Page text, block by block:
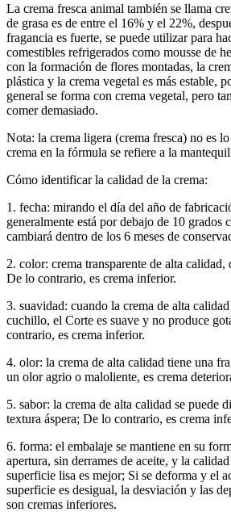
La crema fresca animal también se llama
de grasa es de entre el 16% y el 22%,
fragancia es fuerte, se puede utilizar para
comestibles refrigerados como mousse de
con la formación de flores montadas, la
plástica y la crema vegetal es más estable,
general se forma con crema vegetal, pero
comer demasiado.
Nota: la crema ligera (crema fresca) no es
crema en la fórmula se refiere a la
Cómo identificar la calidad de la crema:
1. fecha: mirando el día del año de
generalmente está por debajo de 10 grados
cambiará dentro de los 6 meses de
2. color: crema transparente de alta
De lo contrario, es crema inferior.
3. suavidad: cuando la crema de alta
cuchillo, el Corte es suave y no produce
contrario, es crema inferior.
4. olor: la crema de alta calidad tiene una
un olor agrio o maloliente, es crema
5. sabor: la crema de alta calidad se puede
textura áspera; De lo contrario, es crema
6. forma: el embalaje se mantiene en su
apertura, sin derrames de aceite, y la
superficie lisa es mejor; Si se deforma y el
superficie es desigual, la desviación y las
son cremas inferiores.